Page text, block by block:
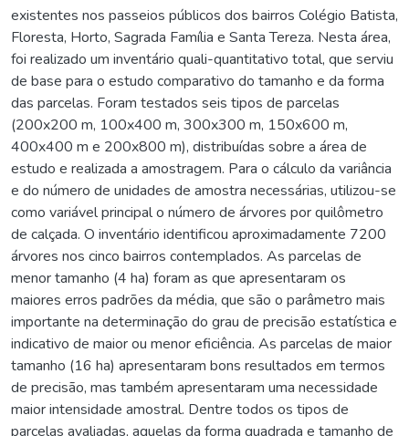
existentes nos passeios públicos dos bairros Colégio Batista,
Floresta, Horto, Sagrada Família e Santa Tereza. Nesta área,
foi realizado um inventário quali-quantitativo total, que serviu
de base para o estudo comparativo do tamanho e da forma
das parcelas. Foram testados seis tipos de parcelas
(200x200 m, 100x400 m, 300x300 m, 150x600 m,
400x400 m e 200x800 m), distribuídas sobre a área de
estudo e realizada a amostragem. Para o cálculo da variância
e do número de unidades de amostra necessárias, utilizou-se
como variável principal o número de árvores por quilômetro
de calçada. O inventário identificou aproximadamente 7200
árvores nos cinco bairros contemplados. As parcelas de
menor tamanho (4 ha) foram as que apresentaram os
maiores erros padrões da média, que são o parâmetro mais
importante na determinação do grau de precisão estatística e
indicativo de maior ou menor eficiência. As parcelas de maior
tamanho (16 ha) apresentaram bons resultados em termos
de precisão, mas também apresentaram uma necessidade
maior intensidade amostral. Dentre todos os tipos de
parcelas avaliadas, aquelas da forma quadrada e tamanho de